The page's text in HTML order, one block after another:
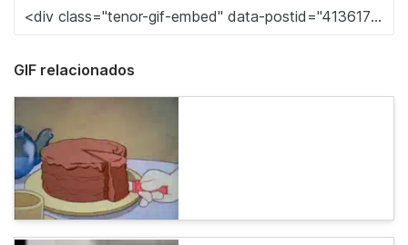
GIF relacionados